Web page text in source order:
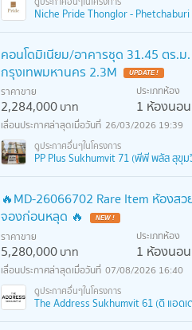
Niche Pride Thonglor -
คอนโดมิเนียม/อาคารชุด 31.45 ตร.
กรุงเทพมหานคร 2.3M
ราคาขาย
2,284,000บาท
ประเภทห้อง
1 ห้องนอน
26/03/2026 19:39
PP Plus Sukhumvit 71 (พีพี พลัส สุขุ
🔥MD-26066702 Rare Item ห้องส
จองก่อนหลุด 🔥
ราคาขาย
5,280,000บาท
ประเภทห้อง
1 ห้องนอน
07/08/2026 16:40
The Address Sukhumvit 61 (ดิ แอด